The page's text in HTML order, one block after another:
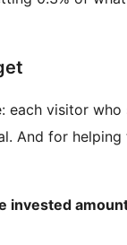
visitor
And for
invested